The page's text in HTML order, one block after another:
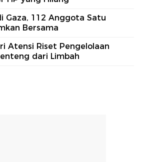
Gaza, 112 Anggota Satu
Bersama
Atensi Riset Pengelolaan
dari Limbah